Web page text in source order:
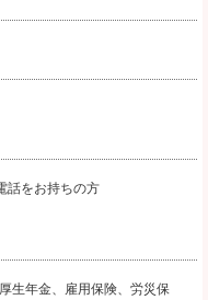
話をお持ちの方
生年金、雇用保険、労災保